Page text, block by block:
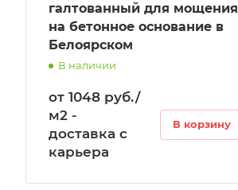
галтованный для мощения
на бетонное основание в
Белоярском
В наличии
от 1048 руб./
м2 -
доставка с
карьера
В корзину